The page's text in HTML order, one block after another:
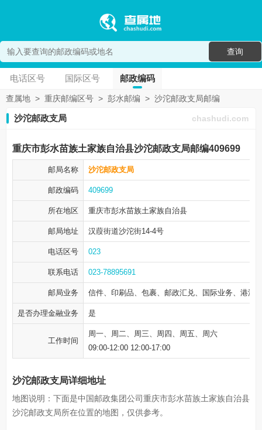
查询
电话区号 国际区号 邮政编码
查属地 > 重庆邮编区号 > 彭水邮编 > 沙沱邮政支局邮编
沙沱邮政支局 chashudi.com
重庆市彭水苗族土家族自治县沙沱邮政支局邮编409699
邮局名称 沙沱邮政支局
邮政编码 409699
所在地区 重庆市彭水苗族土家族自治县
邮局地址 汉葭街道沙沱街14-4号
电话区号 023
联系电话 023-78895691
邮局业务 信件、印刷品、包裹、邮政汇兑、国际业务、港澳
是否办理金融业务 是
工作时间
周一、周二、周三、周四、周五、周六
09:00-12:00 12:00-17:00
沙沱邮政支局详细地址
地图说明：下面是中国邮政集团公司重庆市彭水苗族土家族自治县
沙沱邮政支局所在位置的地图，仅供参考。